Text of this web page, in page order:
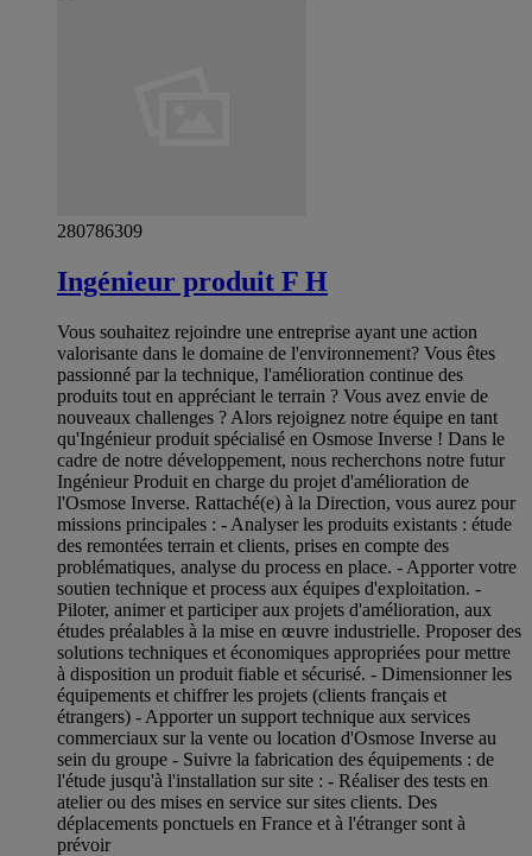
280786309
Ingénieur produit F H
Vous souhaitez rejoindre une entreprise ayant une action
valorisante dans le domaine de l'environnement? Vous êtes
passionné par la technique, l'amélioration continue des
produits tout en appréciant le terrain ? Vous avez envie de
nouveaux challenges ? Alors rejoignez notre équipe en tant
qu'Ingénieur produit spécialisé en Osmose Inverse ! Dans le
cadre de notre développement, nous recherchons notre futur
Ingénieur Produit en charge du projet d'amélioration de
l'Osmose Inverse. Rattaché(e) à la Direction, vous aurez pour
missions principales : - Analyser les produits existants : étude
des remontées terrain et clients, prises en compte des
problématiques, analyse du process en place. - Apporter votre
soutien technique et process aux équipes d'exploitation. -
Piloter, animer et participer aux projets d'amélioration, aux
études préalables à la mise en œuvre industrielle. Proposer des
solutions techniques et économiques appropriées pour mettre
à disposition un produit fiable et sécurisé. - Dimensionner les
équipements et chiffrer les projets (clients français et
étrangers) - Apporter un support technique aux services
commerciaux sur la vente ou location d'Osmose Inverse au
sein du groupe - Suivre la fabrication des équipements : de
l'étude jusqu'à l'installation sur site : - Réaliser des tests en
atelier ou des mises en service sur sites clients. Des
déplacements ponctuels en France et à l'étranger sont à
prévoir